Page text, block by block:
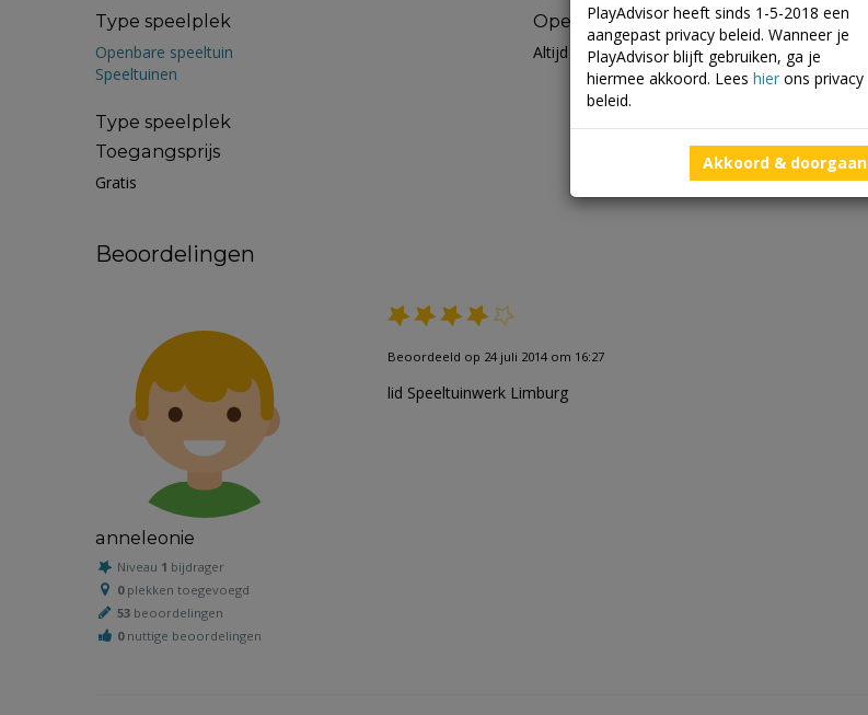
Type speelplek
Openbare speeltuin
Speeltuinen
Type speelplek
Toegangsprijs
Gratis
Openingstijden
Altijd open
Beoordelingen
anneleonie
Niveau 1 bijdrager
0plekken toegevoegd
53 beoordelingen
0nuttige beoordelingen
Beoordeeld op 24 juli 2014 om 16:27
lid Speeltuinwerk Limburg
PlayAdvisor heeft sinds 1-5-2018 een
aangepast privacy beleid. Wanneer je
PlayAdvisor blijft gebruiken, ga je
hiermee akkoord. Lees hier ons privacy
beleid.
Akkoord & doorgaan